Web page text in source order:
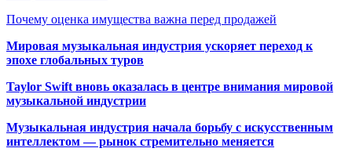
Почему оценка имущества важна перед продажей
Мировая музыкальная индустрия ускоряет переход к
эпохе глобальных туров
Taylor Swift вновь оказалась в центре внимания мировой
музыкальной индустрии
Музыкальная индустрия начала борьбу с искусственным
интеллектом — рынок стремительно меняется